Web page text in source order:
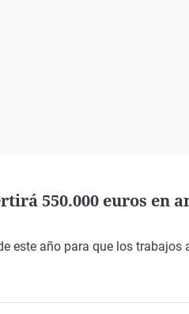
550.000 euros en
este año para que los trabajos